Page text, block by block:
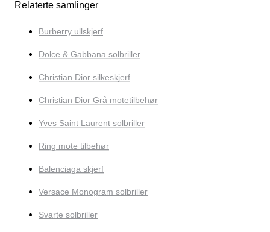
Relaterte samlinger
Burberry ullskjerf
Dolce & Gabbana solbriller
Christian Dior silkeskjerf
Christian Dior Grå motetilbehør
Yves Saint Laurent solbriller
Ring mote tilbehør
Balenciaga skjerf
Versace Monogram solbriller
Svarte solbriller